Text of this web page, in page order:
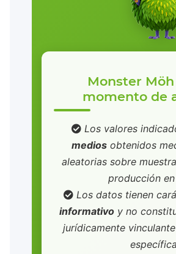
Monster
momento de
Los valores
medios obtenidos
aleatorias sobre
producción
Los datos tienen
informativo y no
jurídicamente